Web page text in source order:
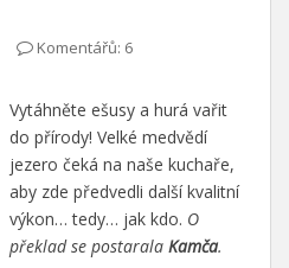
Komentářů: 6
Vytáhněte ešusy a hurá vařit
do přírody! Velké medvědí
jezero čeká na naše kuchaře,
aby zde předvedli další kvalitní
výkon… tedy… jak kdo. O
překlad se postarala Kamča.